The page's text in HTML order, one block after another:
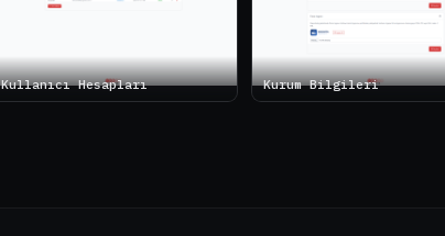
Kullanıcı Hesapları Kurum Bilgileri